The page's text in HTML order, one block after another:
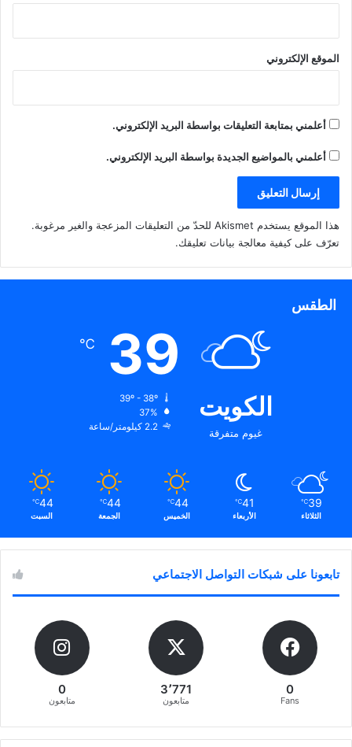
الموقع الإلكتروني
أعلمني بمتابعة التعليقات بواسطة البريد الإلكتروني.
أعلمني بالمواضيع الجديدة بواسطة البريد الإلكتروني.
هذا الموقع يستخدم Akismet للحدّ من التعليقات المزعجة والغير مرغوبة.
تعرّف على كيفية معالجة بيانات تعليقك.
الطقس
الكويت
غيوم متفرقة
39
℃
37%
2.2 كيلومتر/ساعة
39
℃
الثلاثاء
41
℃
الأربعاء
44
℃
الخميس
44
℃
الجمعة
44
℃
السبت
تابعونا على شبكات التواصل الاجتماعي
0
Fans
3٬771
متابعون
0
متابعون